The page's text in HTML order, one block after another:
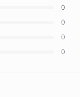
0
0
0
0